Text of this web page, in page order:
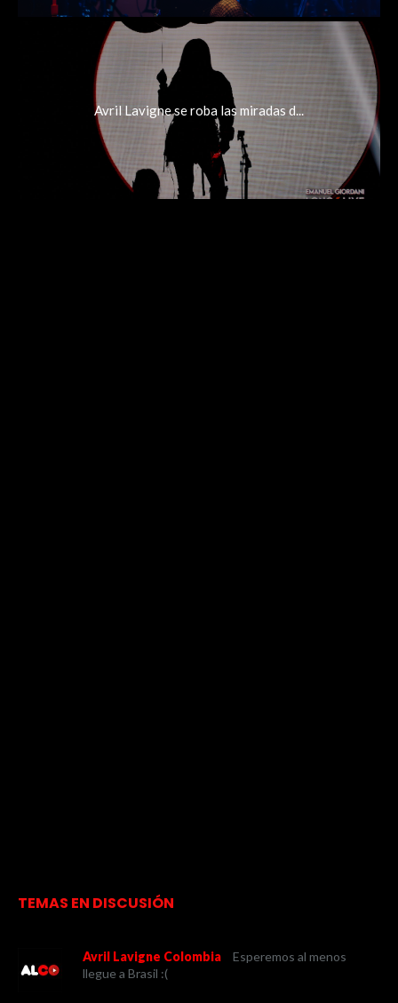
Avril Lavigne se roba las miradas d...
TEMAS EN DISCUSIÓN
Avril Lavigne Colombia
Esperemos al menos
llegue a Brasil :(